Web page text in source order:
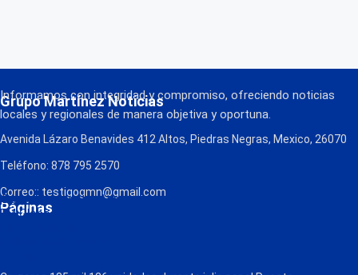
Grupo Martínez Noticias
Informamos con integridad y compromiso, ofreciendo noticias
locales y regionales de manera objetiva y oportuna.
Avenida Lázaro Benavides 412 Altos, Piedras Negras, Mexico, 26070
Teléfono: 878 795 2570
Correo:: testigogmn@gmail.com
Páginas
¡Descarga nuestra App!
FM Globo
Radio